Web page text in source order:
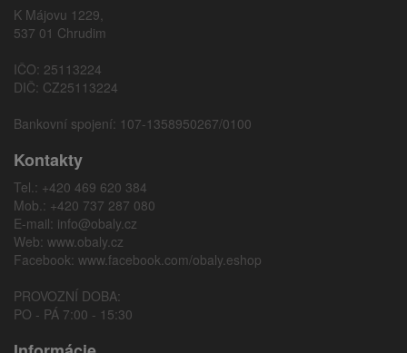
K Májovu 1229,
537 01 Chrudim
IČO: 25113224
DIČ: CZ25113224
Bankovní spojení: 107-1358950267/0100
Kontakty
Tel.: +420 469 620 384
Mob.: +420 737 287 080
E-mail: info@obaly.cz
Web: www.obaly.cz
Facebook: www.facebook.com/obaly.eshop
PROVOZNÍ DOBA:
PO - PÁ 7:00 - 15:30